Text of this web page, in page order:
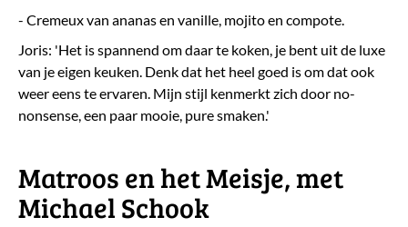
- Cremeux van ananas en vanille, mojito en compote.
Joris: 'Het is spannend om daar te koken, je bent uit de luxe
van je eigen keuken. Denk dat het heel goed is om dat ook
weer eens te ervaren. Mijn stijl kenmerkt zich door no-
nonsense, een paar mooie, pure smaken.'
Matroos en het Meisje, met
Michael Schook